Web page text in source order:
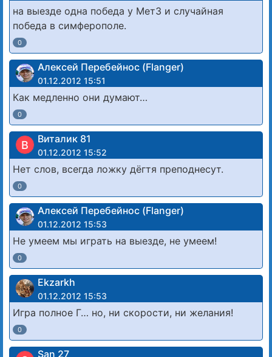
на выезде одна победа у МетЗ и случайная
победа в симферополе.
0
Алексей Перебейнос (Flanger)
01.12.2012 15:51
Как медленно они думают…
0
В Виталик 81
01.12.2012 15:52
Нет слов, всегда ложку дёгтя преподнесут.
0
Алексей Перебейнос (Flanger)
01.12.2012 15:53
Не умеем мы играть на выезде, не умеем!
0
Ekzarkh
01.12.2012 15:53
Игра полное Г… но, ни скорости, ни желания!
0
San 27